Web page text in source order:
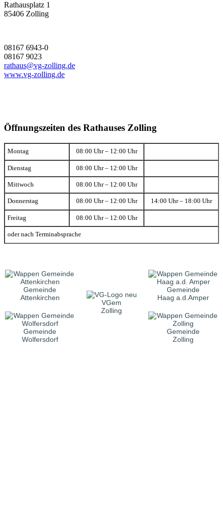
Rathausplatz 1
85406 Zolling
08167 6943-0
08167 9023
rathaus@vg-zolling.de
www.vg-zolling.de
Öffnungszeiten des Rathauses Zolling
Montag 08:00 Uhr – 12:00 Uhr
Dienstag 08:00 Uhr – 12:00 Uhr
Mittwoch 08:00 Uhr – 12:00 Uhr
Donnerstag 08:00 Uhr – 12:00 Uhr 14:00 Uhr – 18:00 Uhr
Freitag 08:00 Uhr – 12:00 Uhr
oder nach Terminabsprache
Gemeinde
Attenkirchen
VGem
Zolling
Gemeinde
Haag a.d.Amper
Gemeinde
Wolfersdorf
Gemeinde
Zolling